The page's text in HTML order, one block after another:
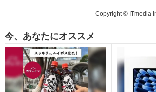
Copyright © ITmedia
今、あなたにオススメ